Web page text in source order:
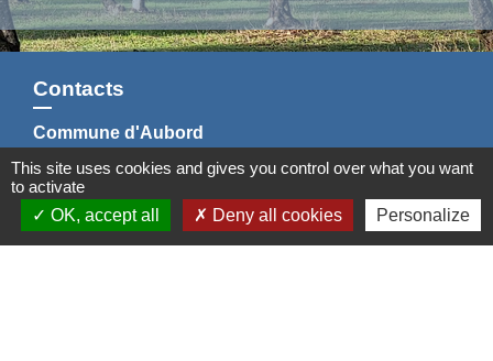
Contacts
Commune d'Aubord
1 Place de la Mairie
30620 Aubord - FRANCE
+33 4 66 71 12 65
This site uses cookies and gives you control over what you want
to activate
OK, accept all
Deny all cookies Personalize